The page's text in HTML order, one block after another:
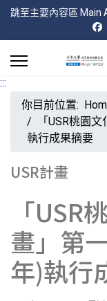
跳至主要內容區 Main
:::
你目前位置:
「USR桃園
執行成果摘要
USR計畫
「USR
畫」第
年)執行